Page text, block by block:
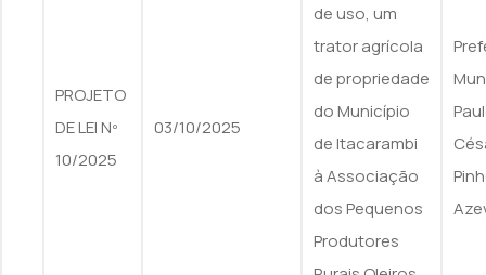
PROJETO
DE LEI Nº
10/2025
03/10/2025
de uso, um
trator agrícola
de propriedade
do Município
de Itacarambi
à Associação
dos Pequenos
Produtores